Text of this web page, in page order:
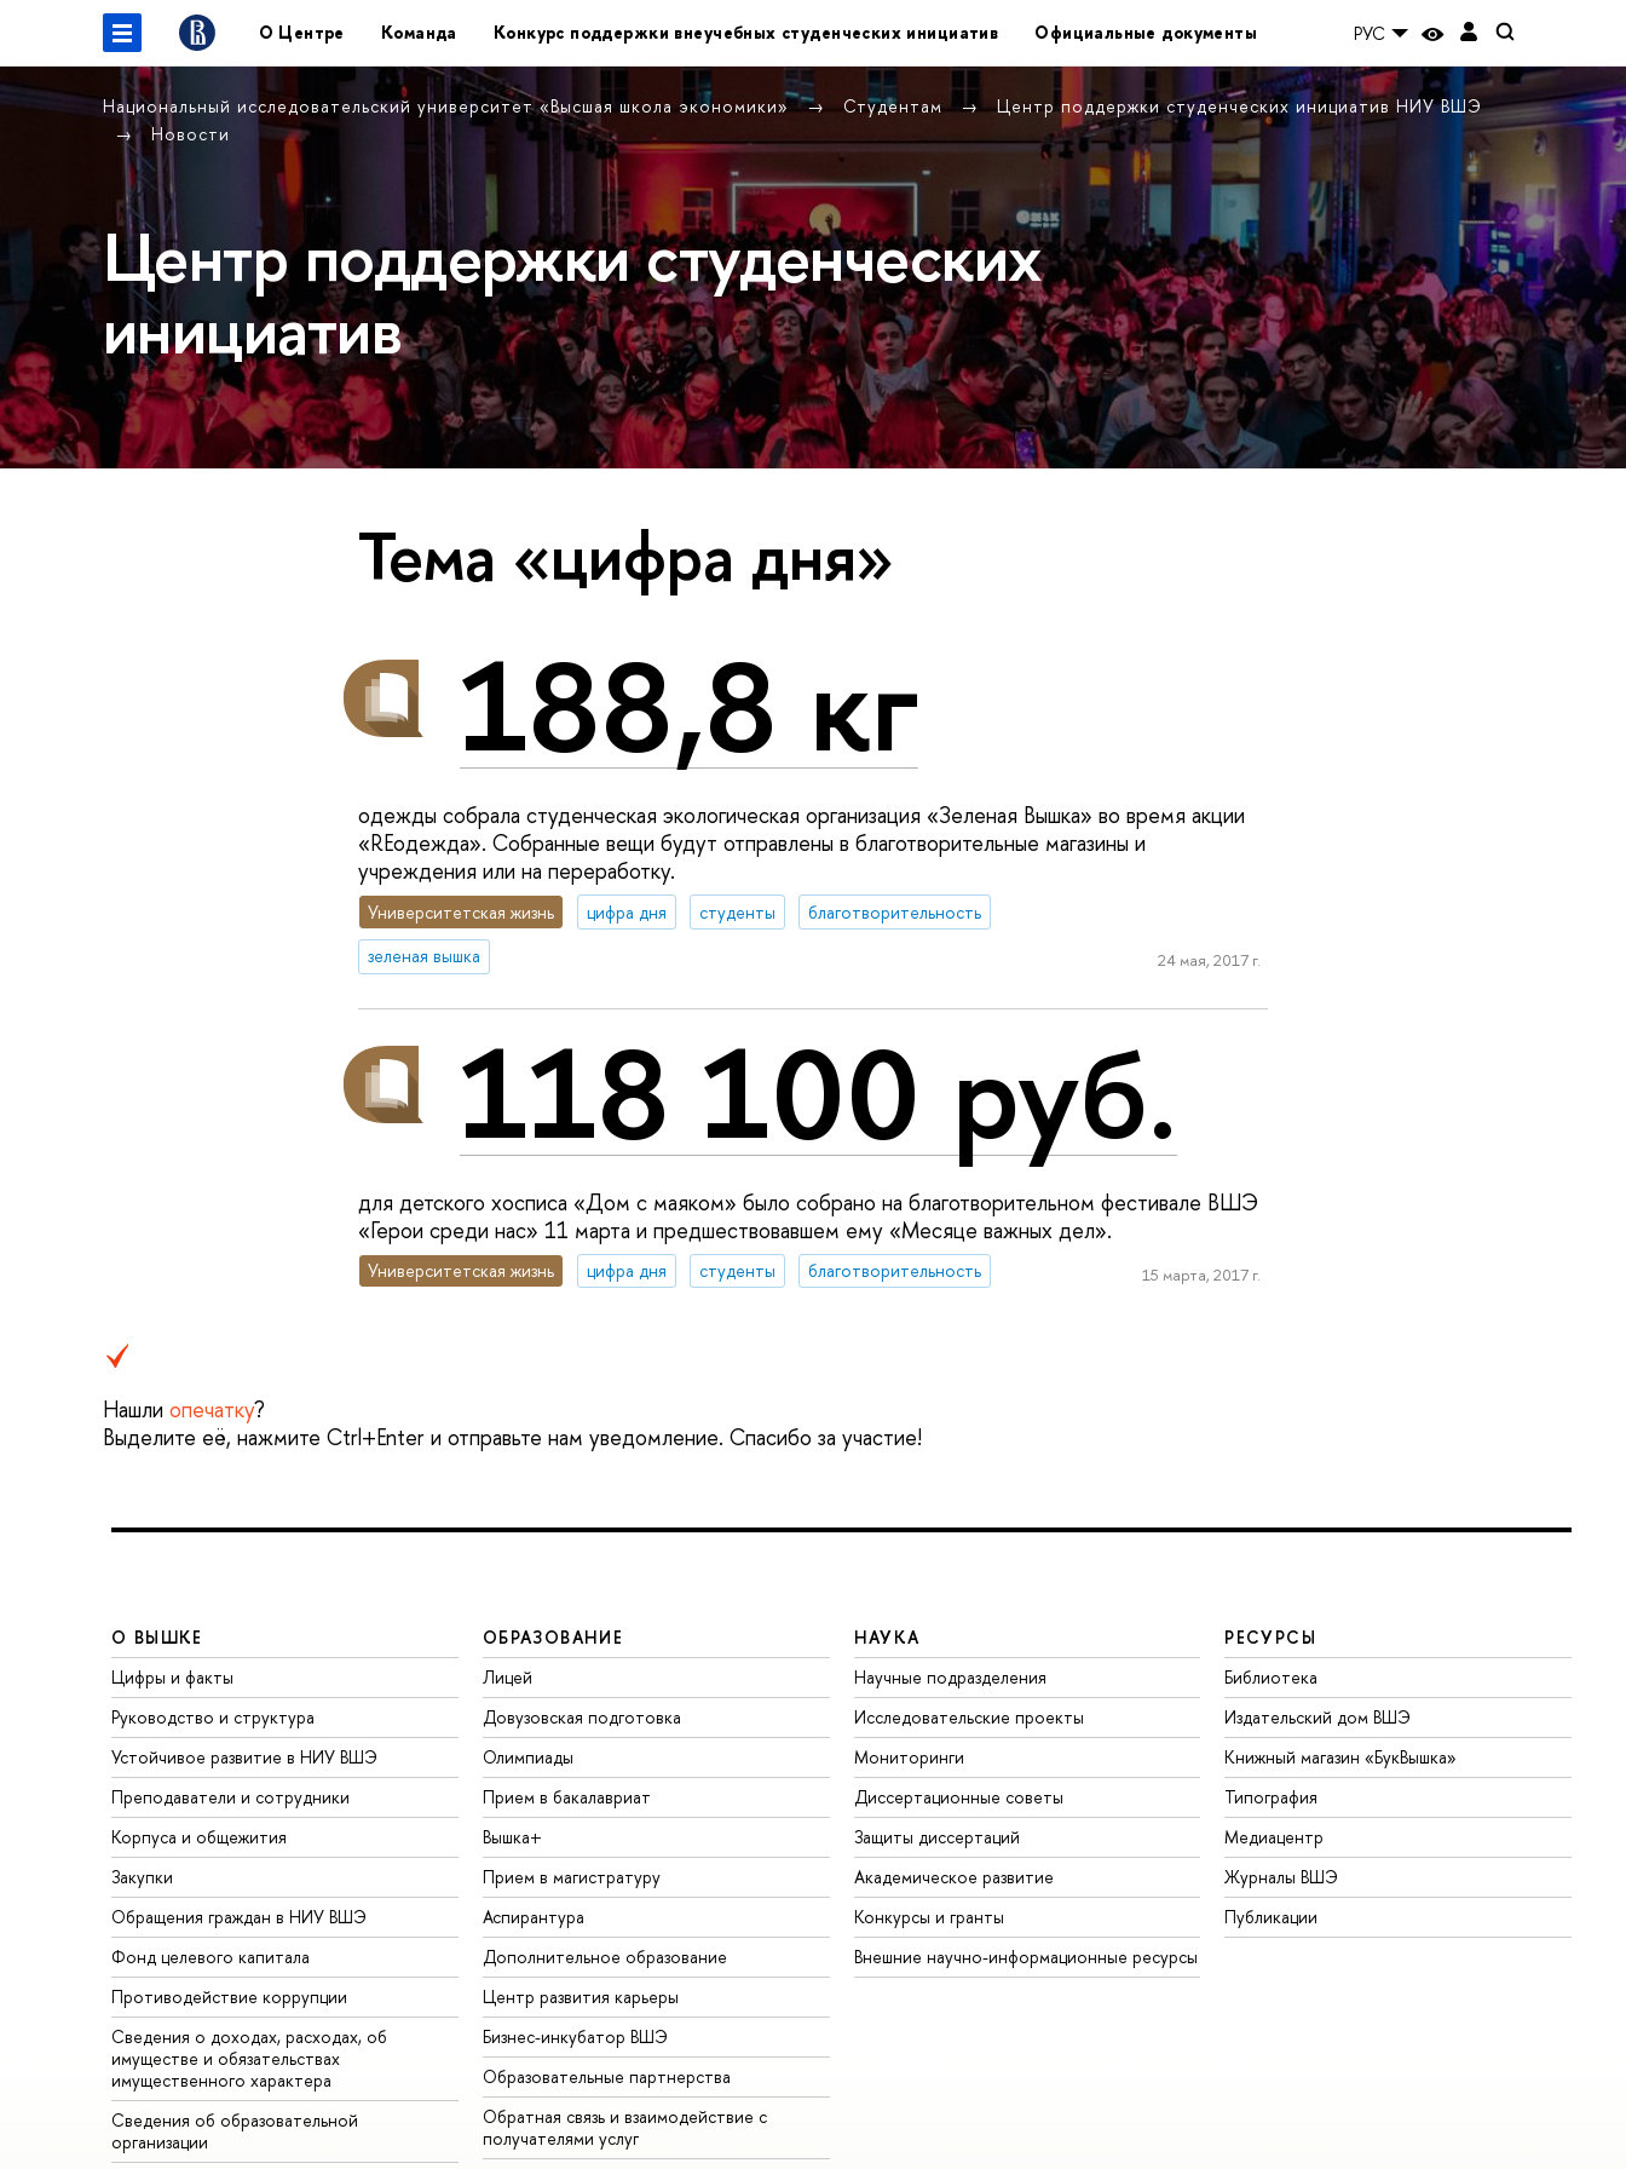
О Центре Команда Конкурс поддержки внеучебных студенческих инициатив Официальные документы РУС
Национальный исследовательский университет «Высшая школа экономики» Студентам
Центр поддержки студенческих инициатив НИУ ВШЭ
Новости
Центр поддержки студенческих
инициатив
Тема «цифра дня»
188,8 кг
одежды собрала студенческая экологическая организация «Зеленая Вышка» во время акции
«REодежда». Собранные вещи будут отправлены в благотворительные магазины и
учреждения или на переработку.
Университетская жизнь цифра дня студенты
благотворительность
зеленая вышка
24 мая, 2017 г.
118 100 руб.
для детского хосписа «Дом с маяком» было собрано на благотворительном фестивале ВШЭ
«Герои среди нас» 11 марта и предшествовавшем ему «Месяце важных дел».
Университетская жизнь цифра дня студенты благотворительность 15 марта, 2017 г.
Нашли опечатку?
Выделите её, нажмите Ctrl+Enter и отправьте нам уведомление. Спасибо за участие!
О ВЫШКЕ
Цифры и факты
Руководство и структура
Устойчивое развитие в НИУ ВШЭ
Преподаватели и сотрудники
Корпуса и общежития
Закупки
Обращения граждан в НИУ ВШЭ
Фонд целевого капитала
Противодействие коррупции
Сведения о доходах, расходах, об
имуществе и обязательствах
имущественного характера
Сведения об образовательной
организации
ОБРАЗОВАНИЕ
Лицей
Довузовская подготовка
Олимпиады
Прием в бакалавриат
Вышка+
Прием в магистратуру
Аспирантура
Дополнительное образование
Центр развития карьеры
Бизнес-инкубатор ВШЭ
Образовательные партнерства
Обратная связь и взаимодействие с
получателями услуг
НАУКА
Научные подразделения
Исследовательские проекты
Мониторинги
Диссертационные советы
Защиты диссертаций
Академическое развитие
Конкурсы и гранты
Внешние научно-информационные ресурсы
РЕСУРСЫ
Библиотека
Издательский дом ВШЭ
Книжный магазин «БукВышка»
Типография
Медиацентр
Журналы ВШЭ
Публикации